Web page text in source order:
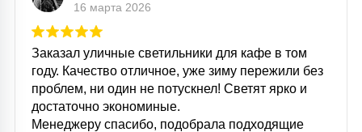
16 марта 2026
Заказал уличные светильники для кафе в том
году. Качество отличное, уже зиму пережили без
проблем, ни один не потускнел! Светят ярко и
достаточно экономиные.
Менеджеру спасибо, подобрала подходящие